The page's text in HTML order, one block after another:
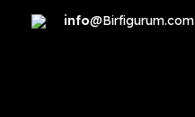
info@Birfigurum.com